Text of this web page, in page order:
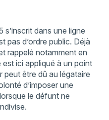
s’inscrit dans une ligne
pas d’ordre public. Déjà
rappelé notamment en
ici appliqué à un point
peut être dû au légataire
d’imposer une
le défunt ne